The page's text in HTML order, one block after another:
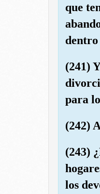
que
dentro
(241)
para
(242)
(243)
los